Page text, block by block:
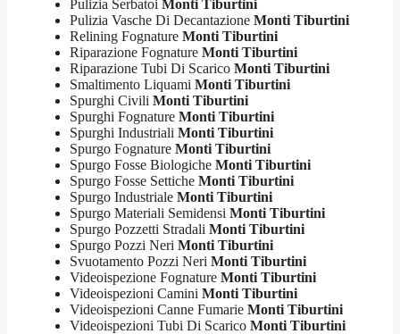
Pulizia Serbatoi Monti Tiburtini
Pulizia Vasche Di Decantazione Monti Tiburtini
Relining Fognature Monti Tiburtini
Riparazione Fognature Monti Tiburtini
Riparazione Tubi Di Scarico Monti Tiburtini
Smaltimento Liquami Monti Tiburtini
Spurghi Civili Monti Tiburtini
Spurghi Fognature Monti Tiburtini
Spurghi Industriali Monti Tiburtini
Spurgo Fognature Monti Tiburtini
Spurgo Fosse Biologiche Monti Tiburtini
Spurgo Fosse Settiche Monti Tiburtini
Spurgo Industriale Monti Tiburtini
Spurgo Materiali Semidensi Monti Tiburtini
Spurgo Pozzetti Stradali Monti Tiburtini
Spurgo Pozzi Neri Monti Tiburtini
Svuotamento Pozzi Neri Monti Tiburtini
Videoispezione Fognature Monti Tiburtini
Videoispezioni Camini Monti Tiburtini
Videoispezioni Canne Fumarie Monti Tiburtini
Videoispezioni Tubi Di Scarico Monti Tiburtini